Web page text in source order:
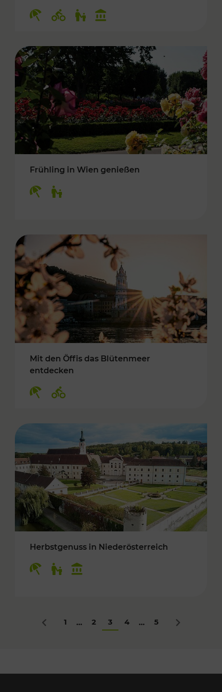
Frühling in Wien genießen
Mit den Öffis das Blütenmeer
entdecken
Herbstgenuss in Niederösterreich
Zurück
1 ... 2 3 4 ... 5 Nächstes